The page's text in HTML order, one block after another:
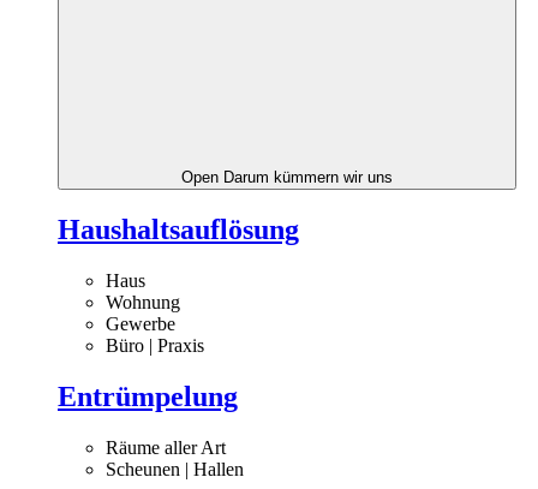
Open Darum kümmern wir uns
Haushaltsauflösung
Haus
Wohnung
Gewerbe
Büro | Praxis
Entrümpelung
Räume aller Art
Scheunen | Hallen